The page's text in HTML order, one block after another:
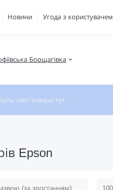
Новини Угода з користувачем
Борщагівка
Epson